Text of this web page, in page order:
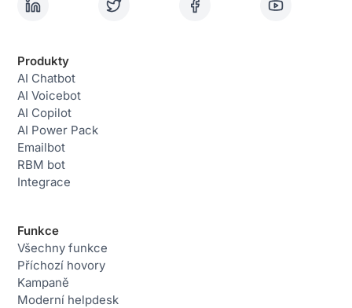
Produkty
AI Chatbot
AI Voicebot
AI Copilot
AI Power Pack
Emailbot
RBM bot
Integrace
Funkce
Všechny funkce
Příchozí hovory
Kampaně
Moderní helpdesk